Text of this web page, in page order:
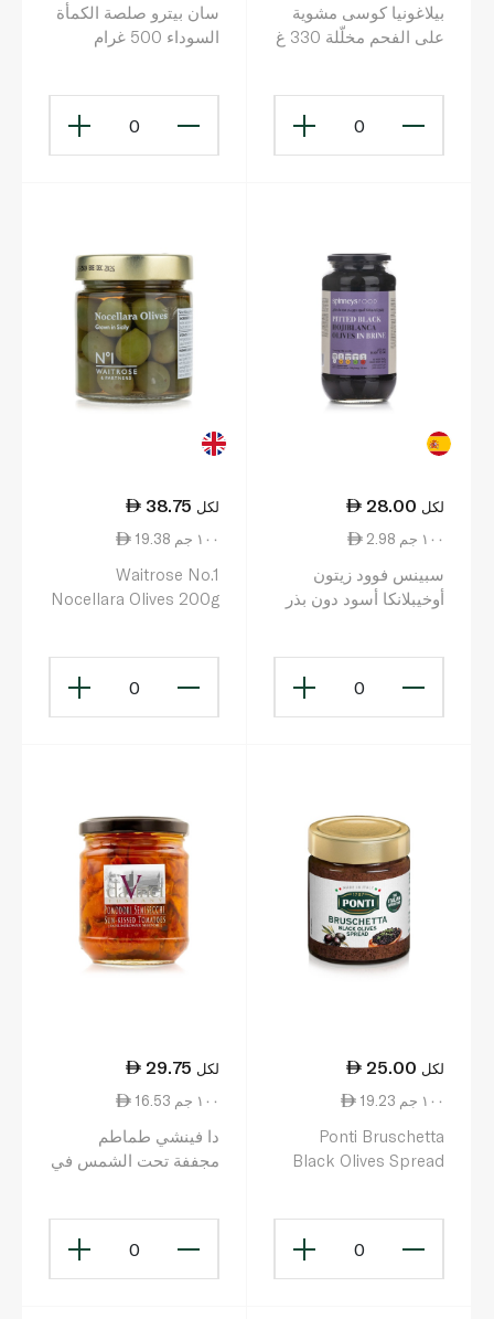
بيلاغونيا كوسى مشوية
على الفحم مخلّلة 330 غ
0
سان بيترو صلصة الكمأة
السوداء 500 غرام
0
28.00 لكل
2.98 ١٠٠ جم
سبينس فوود زيتون
أوخيبلانكا أسود دون بذر
0
38.75 لكل
19.38 ١٠٠ جم
Waitrose No.1
Nocellara Olives 200g
0
25.00 لكل
19.23 ١٠٠ جم
Ponti Bruschetta
Black Olives Spread
0
29.75 لكل
16.53 ١٠٠ جم
دا فينشي طماطم
مجففة تحت الشمس في
0